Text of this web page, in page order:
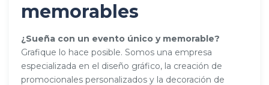
memorables
¿Sueña con un evento único y memorable?
Grafique lo hace posible. Somos una empresa
especializada en el diseño gráfico, la creación de
promocionales personalizados y la decoración de